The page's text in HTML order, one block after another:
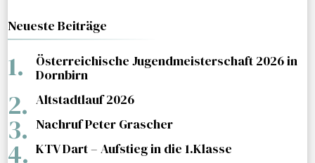
Neueste Beiträge
Österreichische Jugendmeisterschaft 2026 in
Dornbirn
Altstadtlauf 2026
Nachruf Peter Grascher
KTV Dart – Aufstieg in die 1.Klasse